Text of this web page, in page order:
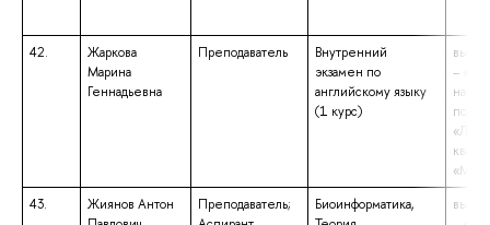
42.
Жаркова
Марина
Геннадьевна
Преподаватель
Внутренний
экзамен по
английскому языку
(1 курс)
–
43.
Жиянов Антон
Преподаватель;
Биоинформатика,